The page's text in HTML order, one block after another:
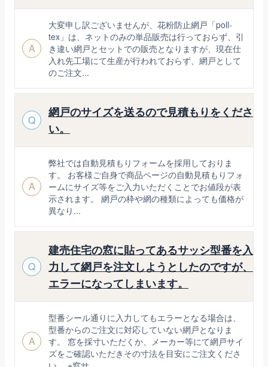
A
大変申し訳ございませんが、花粉防止網戸「poll-
tex」は、ネットのみの単品販売は行っておらず、引
き違い網戸とセットでの販売となりますが、現在仕
入れ先工場にて生産が行われておらず、網戸として
のご注文...
Q
網戸のサイズを送るので見積もりをくださ
い。
A
弊社では自動見積もりフォームを採用しておりま
す。 お客様ご自身で商品ページの自動見積もりフォ
ームにサイズ等をご入力いただくことでお値段が表
示されます。 網戸の枠や網の種類によっても価格が
異なり...
Q
建売住宅の窓に貼ってあるサッシ型番を入
力して網戸を注文しようとしたのですが、
エラーになってしまいます。
A
型番シール通りに入力してもエラーとなる場合は、
型番からのご注文に対応していない網戸となりま
す。 窓を採寸いただくか、メーカー等にて網戸サイ
ズをご確認いただきその寸法を目安にご注文くださ